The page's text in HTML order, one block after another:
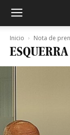
Inicio Nota de